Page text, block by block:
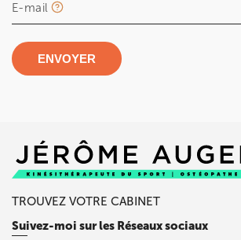
E-mail
ENVOYER
TROUVEZ VOTRE CABINET
Suivez-moi sur les Réseaux sociaux